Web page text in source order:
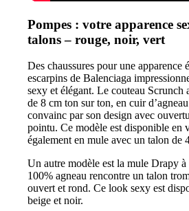
Pompes : votre apparence
talons – rouge, noir, vert
Des chaussures pour une apparence
escarpins de Balenciaga
sexy et élégant. Le couteau Scrunch
de 8 cm ton sur ton, en cuir
convainc par son design avec
pointu. Ce modèle est disponible en
également en mule avec un talon de
Un autre modèle est la mule Drapy
100% agneau rencontre un talon
ouvert et rond. Ce look sexy est
beige et noir.